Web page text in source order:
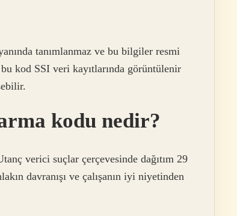
tanımlanmaz ve bu bilgiler resmi
kod SSI veri kayıtlarında görüntülenir
kodu nedir?
verici suçlar çerçevesinde dağıtım 29
davranışı ve çalışanın iyi niyetinden